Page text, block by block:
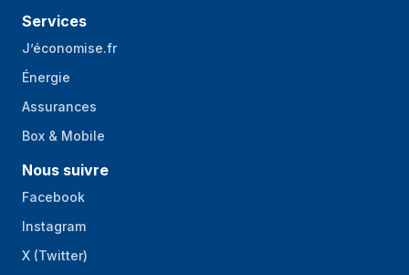
Services
J’économise.fr
Énergie
Assurances
Box & Mobile
Nous suivre
Facebook
Instagram
X (Twitter)